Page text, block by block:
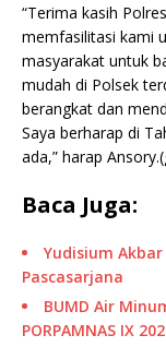
“Terima kasih
memfasilitasi kami
masyarakat untuk
mudah di Polsek
berangkat dan
Saya berharap di
ada,” harap
Baca Juga:
Yudisium
Pascasarjana
BUMD Air
PORPAMNAS IX